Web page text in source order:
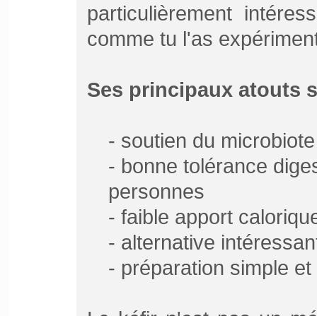
particulièrement
comme tu l'as
Ses principaux atouts
- soutien du
- bonne tolérance
personnes
- faible apport
- alternative
- préparation simple